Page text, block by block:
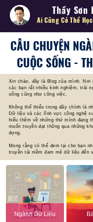
Thầy Sơn
Ai Cũng Có Thể
CÂU CHUYỆN
CUỘC SỐNG -
Xin chào, đây là Blog của mình.
các bạn rất nhiều kinh nghiệm, trải
sống cũng như công việc.
Không thể thiếu trong đây chính là
Dữ liệu và các lĩnh vực công nghệ
hiểu thêm về những thứ mình đang
muốn truyền đạt thông qua những
dựng.
Mong rằng có thể đem lại cho bạn
truyền tải niềm đam mê dữ liệu đến
Ngành Dữ Liệu